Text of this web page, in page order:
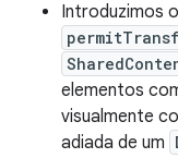
Introduzimos
elementos
visualmente
adiada de um